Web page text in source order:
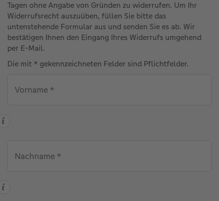
Tagen ohne Angabe von Gründen zu widerrufen. Um Ihr
Widerrufsrecht auszuüben, füllen Sie bitte das
untenstehende Formular aus und senden Sie es ab. Wir
bestätigen Ihnen den Eingang Ihres Widerrufs umgehend
per E-Mail.
Die mit * gekennzeichneten Felder sind Pflichtfelder.
Vorname *
Nachname *